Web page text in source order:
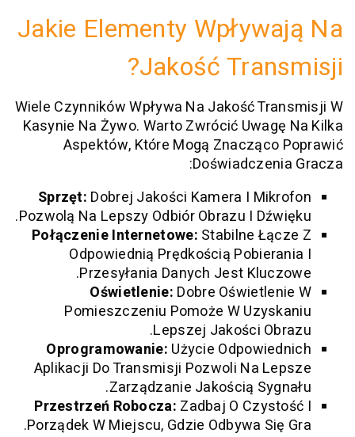
Jakie Elementy
Jakość
Wiele Czynników Wpływa Na Jakość
Kasynie Na Żywo. Warto Zwrócić
Aspektów, Które Mogą
Sprzęt:Dobrej Jakości Kamera I
Pozwolą Na Lepszy Odbiór Obrazu I
Połączenie Internetowe:Stabilne
Odpowiednią Prędkością
Przesyłania Danych Jest
Oświetlenie:Dobre
Pomieszczeniu Pomoże W
Lepszej Jakości
Oprogramowanie:Użycie
Aplikacji Do Transmisji Pozwoli Na
Zarządzanie Jakością
Przestrzeń Robocza:Zadbaj O
Porządek W Miejscu, Gdzie Odbywa